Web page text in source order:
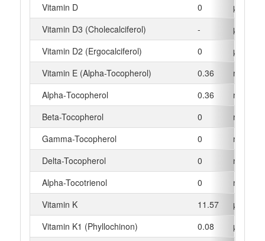
Vitamin D
0
µg
Vitamin D3 (Cholecalciferol)
-
µg
Vitamin D2 (Ergocalciferol)
0
µg
Vitamin E (Alpha-Tocopherol)
0.36
mg
Alpha‑Tocopherol
0.36
mg
Beta-Tocopherol
0
mg
Gamma-Tocopherol
0
mg
Delta-Tocopherol
0
mg
Alpha-Tocotrienol
0
mg
Vitamin K
11.57
µg
Vitamin K1 (Phyllochinon)
0.08
µg